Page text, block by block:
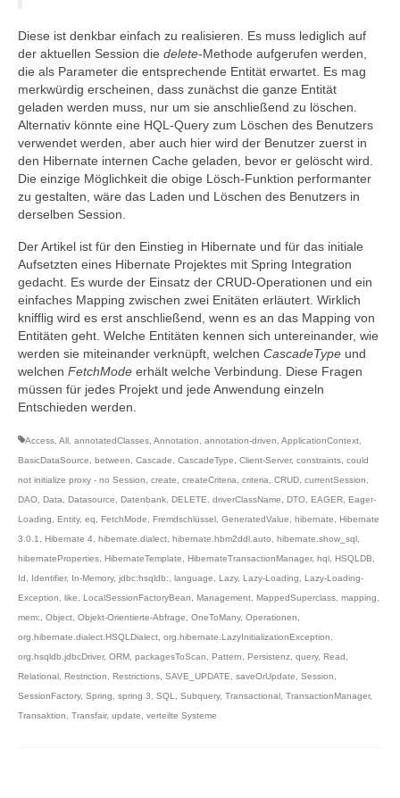
Diese ist denkbar einfach zu realisieren. Es muss lediglich auf
der aktuellen Session die delete-Methode aufgerufen werden,
die als Parameter die entsprechende Entität erwartet. Es mag
merkwürdig erscheinen, dass zunächst die ganze Entität
geladen werden muss, nur um sie anschließend zu löschen.
Alternativ könnte eine HQL-Query zum Löschen des Benutzers
verwendet werden, aber auch hier wird der Benutzer zuerst in
den Hibernate internen Cache geladen, bevor er gelöscht wird.
Die einzige Möglichkeit die obige Lösch-Funktion performanter
zu gestalten, wäre das Laden und Löschen des Benutzers in
derselben Session.
Der Artikel ist für den Einstieg in Hibernate und für das initiale
Aufsetzten eines Hibernate Projektes mit Spring Integration
gedacht. Es wurde der Einsatz der CRUD-Operationen und ein
einfaches Mapping zwischen zwei Enitäten erläutert. Wirklich
knifflig wird es erst anschließend, wenn es an das Mapping von
Entitäten geht. Welche Entitäten kennen sich untereinander, wie
werden sie miteinander verknüpft, welchen CascadeType und
welchen FetchMode erhält welche Verbindung. Diese Fragen
müssen für jedes Projekt und jede Anwendung einzeln
Entschieden werden.
Access All annotatedClasses Annotation annotation-driven ApplicationContext
BasicDataSource
between Cascade CascadeType Client-Server, constraints could
not initialize proxy - no Session
create createCriteria criteria CRUD currentSession
DAO Data Datasource Datenbank DELETE driverClassName DTO EAGER Eager-
Loading
Entity, eq FetchMode Fremdschlüssel GeneratedValue hibernate
Hibernate
3.0.1
Hibernate 4 hibernate.dialect hibernate.hbm2ddl.auto hibernate.show_sql
hibernateProperties HibernateTemplate HibernateTransactionManager, hql HSQLDB
Id
Identifier, In-Memory, jdbc:hsqldb: language Lazy, Lazy-Loading
Lazy-Loading-
Exception
like LocalSessionFactoryBean Management MappedSuperclass mapping
mem:
Object Objekt-Orientierte-Abfrage OneToMany, Operationen
org.hibernate.dialect.HSQLDialect org.hibernate.LazyInitializationException
org.hsqldb.jdbcDriver, ORM packagesToScan Pattern Persistenz query, Read
Relational Restriction Restrictions SAVE_UPDATE saveOrUpdate Session
SessionFactory, Spring spring 3 SQL Subquery, Transactional TransactionManager,
Transaktion
Transfair, update verteilte Systeme